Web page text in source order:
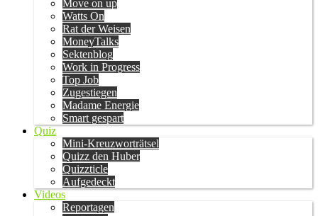
Move on up
Watts On
Rat der Weisen
MoneyTalks
Sektenblog
Work in Progress
Top Job
Zugestiegen
Madame Energie
Smart gespart
Quiz
Mini-Kreuzworträtsel
Quizz den Huber
Quizzticle
Aufgedeckt
Videos
Reportagen